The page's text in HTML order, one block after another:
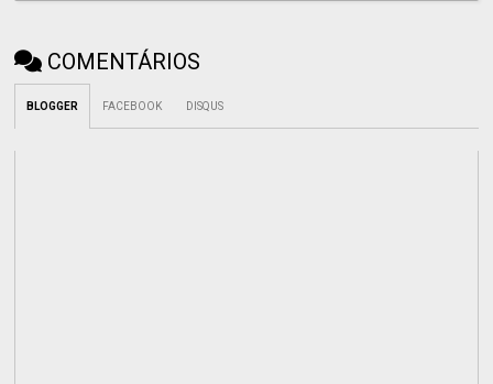
COMENTÁRIOS
BLOGGER FACEBOOK DISQUS